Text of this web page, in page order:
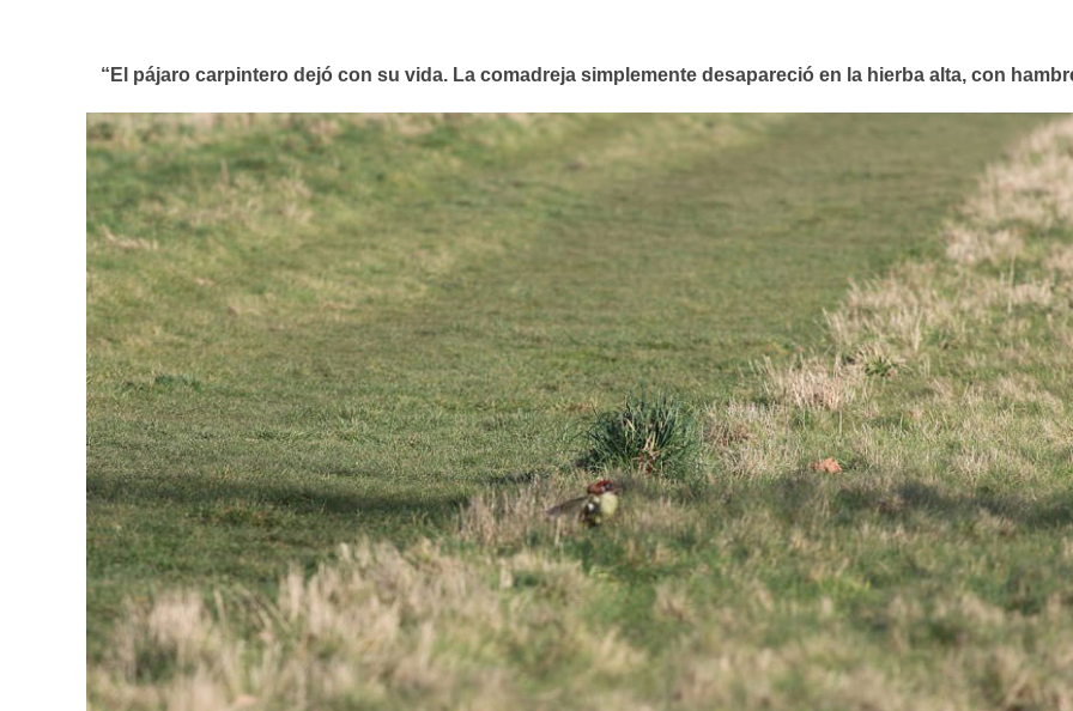
“El pájaro carpintero dejó con su vida. La comadreja simplemente desapareció en la hierba alta, con